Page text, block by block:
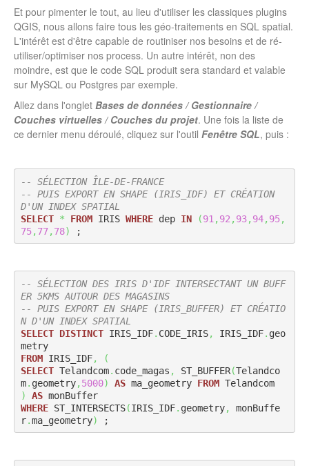
Et pour pimenter le tout, au lieu d'utiliser les classiques plugins
QGIS, nous allons faire tous les géo-traitements en SQL spatial.
L'intérêt est d'être capable de routiniser nos besoins et de ré-
utiliser/optimiser nos process. Un autre intérêt, non des
moindre, est que le code SQL produit sera standard et valable
sur MySQL ou Postgres par exemple.
Allez dans l'onglet Bases de données / Gestionnaire /
Couches virtuelles / Couches du projet. Une fois la liste de
ce dernier menu déroulé, cliquez sur l'outil Fenêtre SQL, puis :
-- SÉLECTION ÎLE-DE-FRANCE
-- PUIS EXPORT EN SHAPE (IRIS_IDF) ET CRÉATION
D'UN INDEX SPATIAL
SELECT * FROM IRIS WHERE dep IN (91 , 92 , 93, 94, 95,
75, 77, 78) ;
-- SÉLECTION DES IRIS D'IDF INTERSECTANT UN BUFF
ER 5KMS AUTOUR DES MAGASINS
-- PUIS EXPORT EN SHAPE (IRIS_BUFFER) ET CRÉATIO
N D'UN INDEX SPATIAL
SELECT DISTINCT IRIS_IDF. CODE_IRIS, IRIS_IDF. geo
metry
FROM IRIS_IDF,
(
SELECT Telandcom. code_magas , ST_BUFFER(Telandco
m. geometry, 5000) AS ma_geometry FROM
Telandcom
)
AS
monBuffer
WHERE ST_INTERSECTS(IRIS_IDF. geometry,
monBuffe
r.ma_geometry) ;